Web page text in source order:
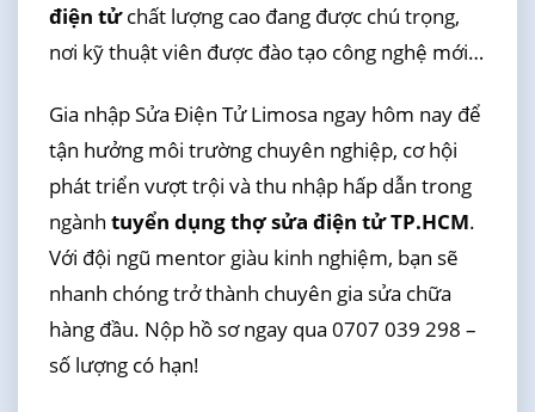
điện tửchất lượng cao đang được chú trọng,
nơi kỹ thuật viên được đào tạo công nghệ mới…
Gia nhập Sửa Điện Tử Limosa ngay hôm nay để
tận hưởng môi trường chuyên nghiệp, cơ hội
phát triển vượt trội và thu nhập hấp dẫn trong
ngành tuyển dụng thợ sửa điện tử TP.HCM.
Với đội ngũ mentor giàu kinh nghiệm, bạn sẽ
nhanh chóng trở thành chuyên gia sửa chữa
hàng đầu. Nộp hồ sơ ngay qua 0707 039 298 –
số lượng có hạn!